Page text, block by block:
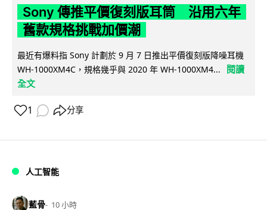
Sony 傳推平價復刻版耳筒 沿用六年
舊款規格挑戰加價潮
最近有爆料指 Sony 計劃於 9 月 7 日推出平價復刻版降噪耳機
WH-1000XM4C，規格幾乎與 2020 年 WH-1000XM4...
閱讀
全文
1 分享
人工智能
藍骨 10 小時